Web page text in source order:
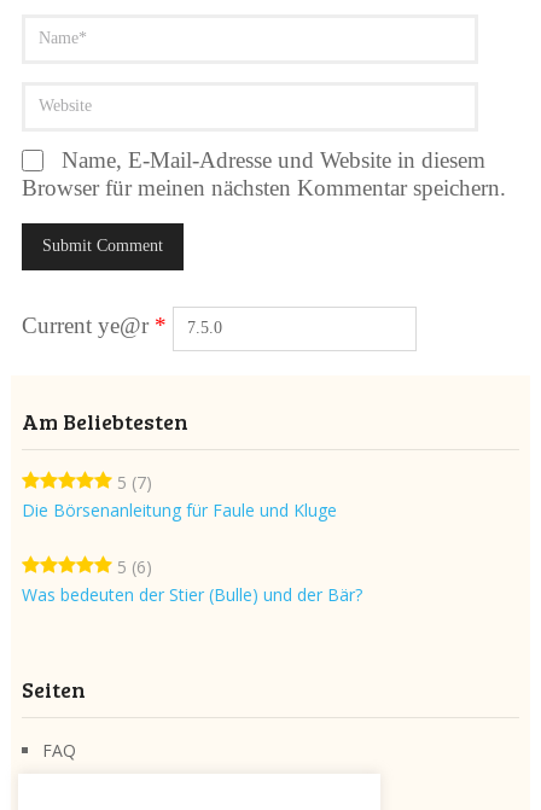
Name, E-Mail-Adresse und Website in diesem
Browser für meinen nächsten Kommentar speichern.
Current ye@r *
Am Beliebtesten
5 (7)
Die Börsenanleitung für Faule und Kluge
5 (6)
Was bedeuten der Stier (Bulle) und der Bär?
Seiten
FAQ